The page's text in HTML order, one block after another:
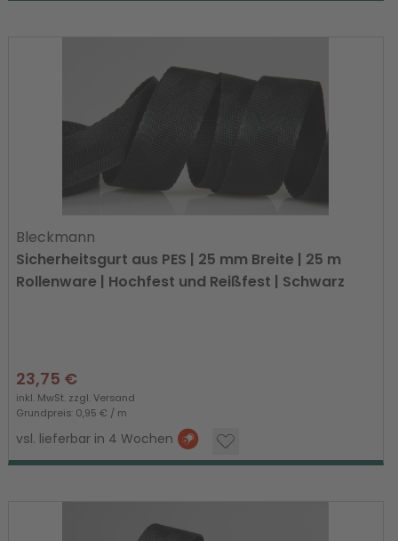
Bleckmann
Sicherheitsgurt aus PES | 25 mm Breite | 25 m
Rollenware | Hochfest und Reißfest | Schwarz
23,75 €
inkl. MwSt. zzgl.Versand
Grundpreis: 0,95 € / m
vsl. lieferbar in 4 Wochen